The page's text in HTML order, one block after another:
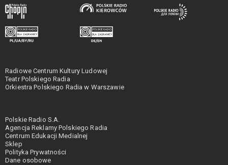
Radiowe Centrum Kultury Ludowej
Teatr Polskiego Radia
Orkiestra Polskiego Radia w Warszawie
Polskie Radio S.A.
Agencja Reklamy Polskiego Radia
Centrum Edukacji Medialnej
Sklep
Polityka Prywatności
Dane osobowe